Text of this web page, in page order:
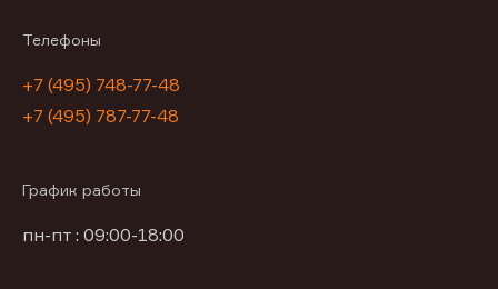
Телефоны
+7 (495) 748-77-48
+7 (495) 787-77-48
График работы
пн-пт : 09:00-18:00